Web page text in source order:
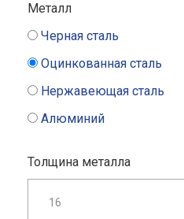
Металл
Черная сталь
Оцинкованная сталь
Нержавеющая сталь
Алюминий
Толщина металла